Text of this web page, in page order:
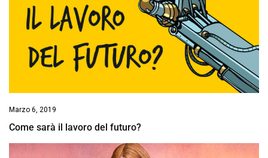
Marzo 6, 2019
Come sarà il lavoro del futuro?